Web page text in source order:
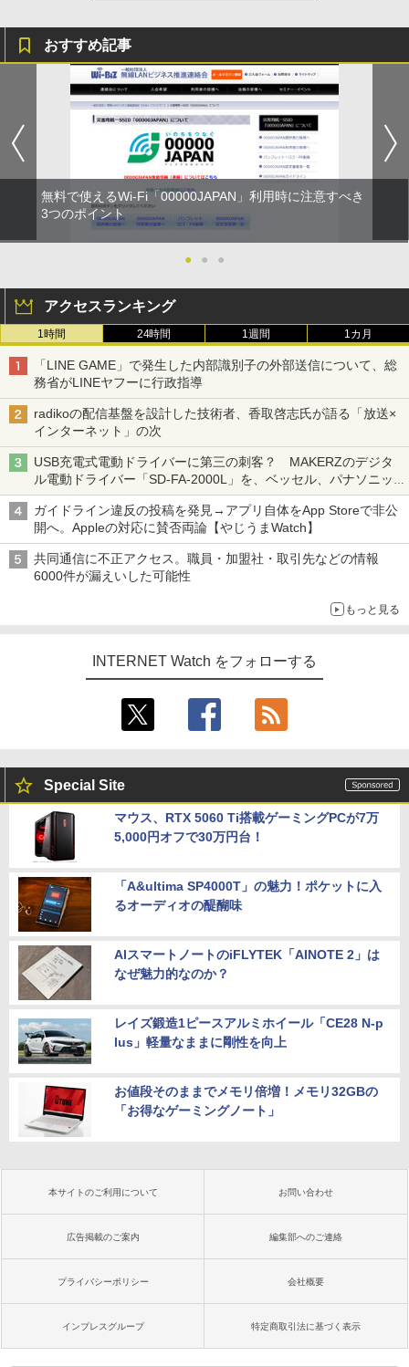
おすすめ記事
無料で使えるWi-Fi「00000JAPAN」利用時に注意すべき
3つのポイント
● ● ●
アクセスランキング
1時間 24時間 1週間 1カ月
「LINE GAME」で発生した内部識別子の外部送信について、総
務省がLINEヤフーに行政指導
radikoの配信基盤を設計した技術者、香取啓志氏が語る「放送×
インターネット」の次
USB充電式電動ドライバーに第三の刺客？ MAKERZのデジタ
ル電動ドライバー「SD-FA-2000L」を、ベッセル、パナソニッ
クと比較してみた 【テレワークグッズ・ミニレビュー 第165
回】
ガイドライン違反の投稿を発見→アプリ自体をApp Storeで非公
開へ。Appleの対応に賛否両論【やじうまWatch】
共同通信に不正アクセス。職員・加盟社・取引先などの情報
6000件が漏えいした可能性
もっと見る
INTERNET Watch をフォローする
Special Site
マウス、RTX 5060 Ti搭載ゲーミングPCが7万
5,000円オフで30万円台！
「A&ultima SP4000T」の魅力！ポケットに入
るオーディオの醍醐味
AIスマートノートのiFLYTEK「AINOTE 2」は
なぜ魅力的なのか？
レイズ鍛造1ピースアルミホイール「CE28 N-p
lus」軽量なままに剛性を向上
お値段そのままでメモリ倍増！メモリ32GBの
「お得なゲーミングノート」
本サイトのご利用について お問い合わせ
広告掲載のご案内 編集部へのご連絡
プライバシーポリシー 会社概要
インプレスグループ 特定商取引法に基づく表示